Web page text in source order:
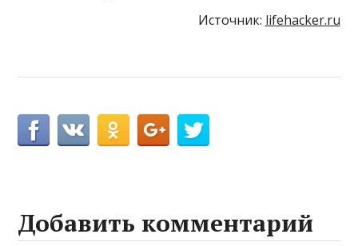
Источник: lifehacker.ru
Добавить комментарий